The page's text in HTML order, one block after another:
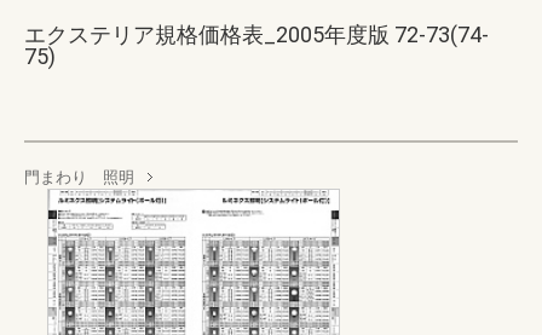
エクステリア規格価格表_2005年度版 72-73(74-
75)
門まわり 照明